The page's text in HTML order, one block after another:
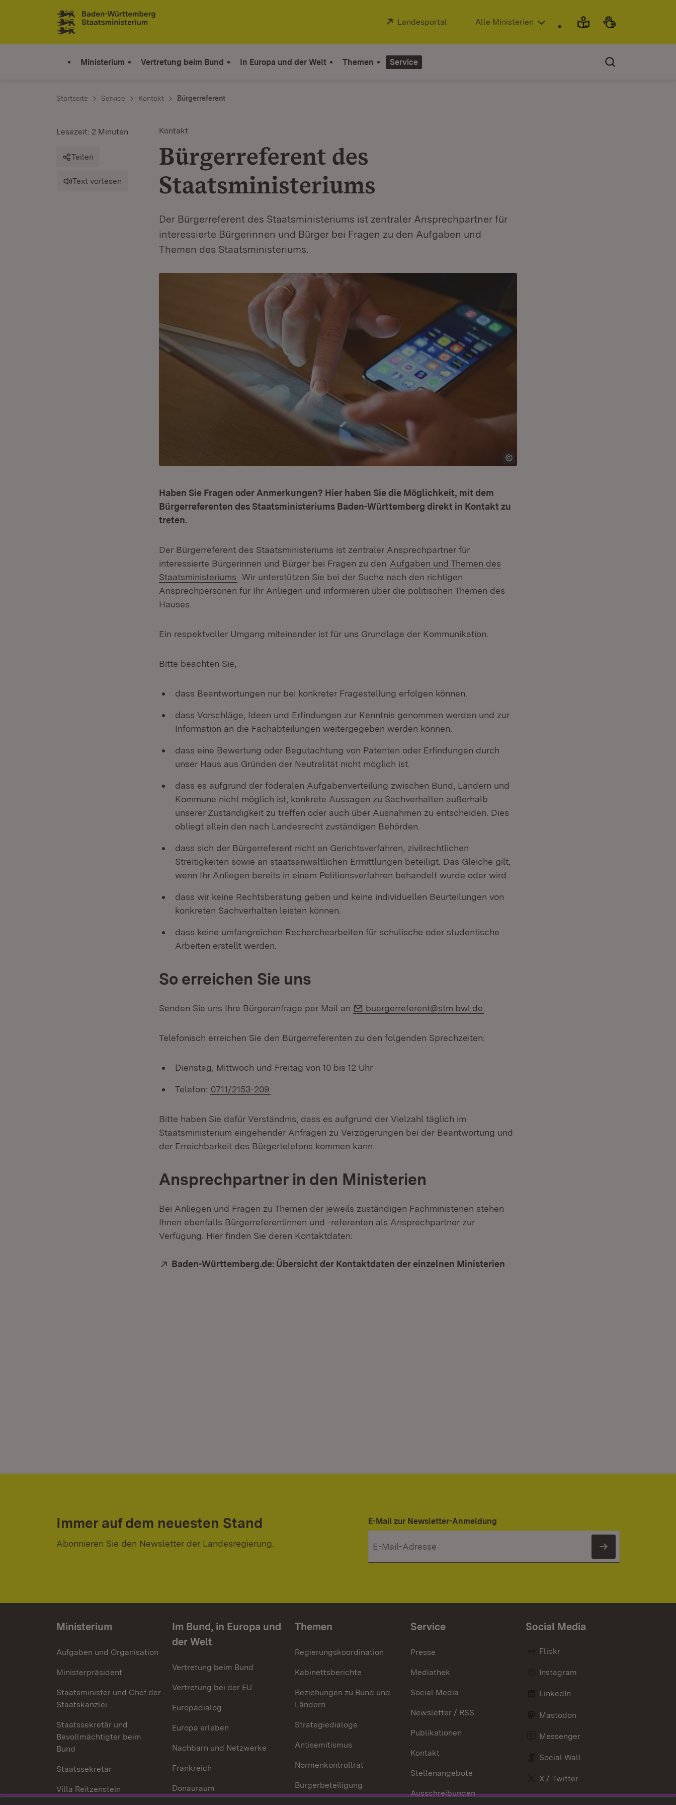
Zum Inhalt springen
Link zur Startseite
Extern:
Landesportal (Öffnet in neuem Fenster)
Alle Ministerien
Ministerium Vertretung beim Bund In Europa und der Welt Themen Service
Startseite Service Kontakt Bürgerreferent
Kontakt
Bürgerreferent des
Staatsministeriums
Der Bürgerreferent des Staatsministeriums ist zentraler Ansprechpartner für
interessierte Bürgerinnen und Bürger bei Fragen zu den Aufgaben und
Themen des Staatsministeriums.
Lesezeit: 2 Minuten
Teilen
Text vorlesen
Haben Sie Fragen oder Anmerkungen? Hier haben Sie die Möglichkeit, mit dem
Bürgerreferenten des Staatsministeriums Baden-Württemberg direkt in Kontakt zu
treten.
Der Bürgerreferent des Staatsministeriums ist zentraler Ansprechpartner für
interessierte Bürgerinnen und Bürger bei Fragen zu den Aufgaben und Themen des
Staatsministeriums
. Wir unterstützen Sie bei der Suche nach den richtigen
Ansprechpersonen für Ihr Anliegen und informieren über die politischen Themen des
Hauses.
Ein respektvoller Umgang miteinander ist für uns Grundlage der Kommunikation.
Bitte beachten Sie,
dass Beantwortungen nur bei konkreter Fragestellung erfolgen können.
dass Vorschläge, Ideen und Erfindungen zur Kenntnis genommen werden und zur
Information an die Fachabteilungen weitergegeben werden können.
dass eine Bewertung oder Begutachtung von Patenten oder Erfindungen durch
unser Haus aus Gründen der Neutralität nicht möglich ist.
dass es aufgrund der föderalen Aufgabenverteilung zwischen Bund, Ländern und
Kommune nicht möglich ist, konkrete Aussagen zu Sachverhalten außerhalb
unserer Zuständigkeit zu treffen oder auch über Ausnahmen zu entscheiden. Dies
obliegt allein den nach Landesrecht zuständigen Behörden.
dass sich der Bürgerreferent nicht an Gerichtsverfahren, zivilrechtlichen
Streitigkeiten sowie an staatsanwaltlichen Ermittlungen beteiligt. Das Gleiche gilt,
wenn Ihr Anliegen bereits in einem Petitionsverfahren behandelt wurde oder wird.
dass wir keine Rechtsberatung geben und keine individuellen Beurteilungen von
konkreten Sachverhalten leisten können.
dass keine umfangreichen Recherchearbeiten für schulische oder studentische
Arbeiten erstellt werden.
So erreichen Sie uns
Senden Sie uns Ihre Bürgeranfrage per Mail an E-Mail:
buergerreferent@stm.bwl.de
Telefonisch erreichen Sie den Bürgerreferenten zu den folgenden Sprechzeiten:
Dienstag, Mittwoch und Freitag von 10 bis 12 Uhr
Telefon: 0711/2153-209
Bitte haben Sie dafür Verständnis, dass es aufgrund der Vielzahl täglich im
Staatsministerium eingehender Anfragen zu Verzögerungen bei der Beantwortung und
der Erreichbarkeit des Bürgertelefons kommen kann.
Ansprechpartner in den Ministerien
Bei Anliegen und Fragen zu Themen der jeweils zuständigen Fachministerien stehen
Ihnen ebenfalls Bürgerreferentinnen und -referenten als Ansprechpartner zur
Verfügung. Hier finden Sie deren Kontaktdaten:
Extern:
Baden-Württemberg.de: Übersicht der Kontaktdaten der einzelnen Ministerien
Immer auf dem neuesten Stand
Abonnieren Sie den Newsletter der Landesregierung.
E-Mail zur Newsletter-Anmeldung
Newsletter
Ministerium
Aufgaben und Organisation
Ministerpräsident
Staatsminister und Chef der
Staatskanzlei
Staatssekretär und
Bevollmächtigter beim
Bund
Staatssekretär
Villa Reitzenstein
Im Bund, in Europa und
der Welt
Vertretung beim Bund
Vertretung bei der EU
Europadialog
Europa erleben
Nachbarn und Netzwerke
Frankreich
Donauraum
Themen
Regierungskoordination
Kabinettsberichte
Beziehungen zu Bund und
Ländern
Strategiedialoge
Antisemitismus
Normenkontrollrat
Bürgerbeteiligung
Service
Presse
Mediathek
Social Media
Newsletter / RSS
Publikationen
Kontakt
Stellenangebote
Ausschreibungen
Social Media
Flickr
Instagram
LinkedIn
Mastodon
Messenger
Social Wall
X / Twitter
Youtube